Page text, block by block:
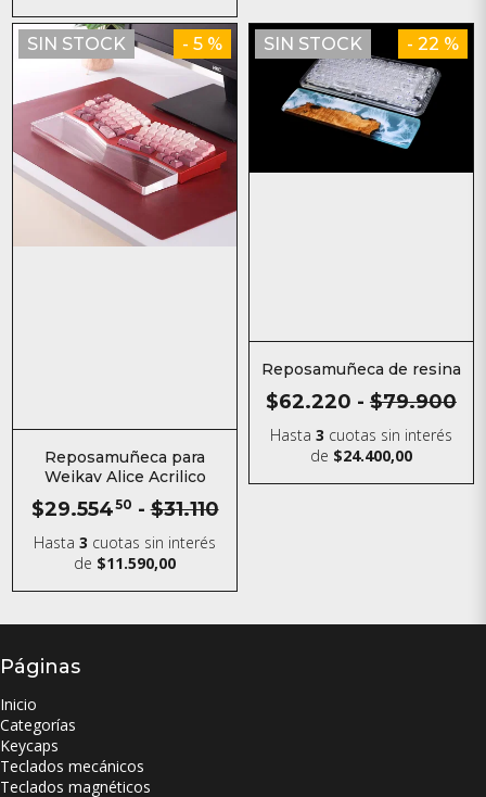
SIN STOCK - 5 %
Reposamuñeca para
Weikav Alice Acrilico
$29.55450 - $31.110
Hasta3 cuotas sin interés
de $11.590,00
SIN STOCK - 22 %
Reposamuñeca de resina
$62.220 - $79.900
Hasta 3 cuotas sin interés
de $24.400,00
Páginas
Inicio
Categorías
Keycaps
Teclados mecánicos
Teclados magnéticos